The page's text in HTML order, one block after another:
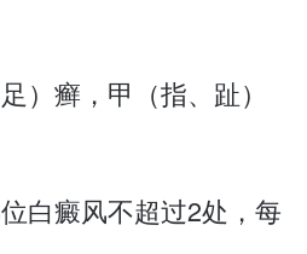
）癣，甲（指、趾）
白癜风不超过2处，每